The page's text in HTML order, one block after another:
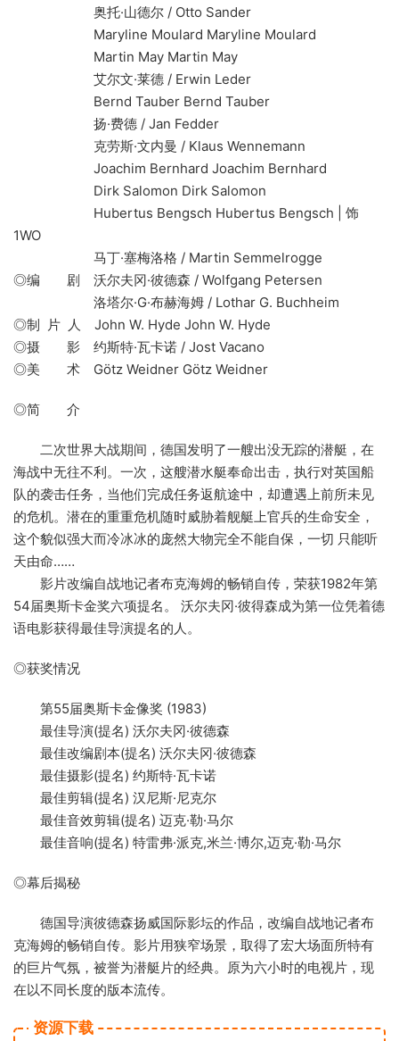
奥托·山德尔 / Otto Sander
Maryline Moulard Maryline Moulard
Martin May Martin May
艾尔文·莱德 / Erwin Leder
Bernd Tauber Bernd Tauber
扬·费德 / Jan Fedder
克劳斯·文内曼 / Klaus Wennemann
Joachim Bernhard Joachim Bernhard
Dirk Salomon Dirk Salomon
Hubertus Bengsch Hubertus Bengsch | 饰
1WO
马丁·塞梅洛格 / Martin Semmelrogge
◎编 剧 沃尔夫冈·彼德森 / Wolfgang Petersen
洛塔尔·G·布赫海姆 / Lothar G. Buchheim
◎制 片 人 John W. Hyde John W. Hyde
◎摄 影 约斯特·瓦卡诺 / Jost Vacano
◎美 术 Götz Weidner Götz Weidner
◎简 介
二次世界大战期间，德国发明了一艘出没无踪的潜艇，在
海战中无往不利。一次，这艘潜水艇奉命出击，执行对英国船
队的袭击任务，当他们完成任务返航途中，却遭遇上前所未见
的危机。潜在的重重危机随时威胁着舰艇上官兵的生命安全，
这个貌似强大而冷冰冰的庞然大物完全不能自保，一切 只能听
天由命……
影片改编自战地记者布克海姆的畅销自传，荣获1982年第
54届奥斯卡金奖六项提名。 沃尔夫冈·彼得森成为第一位凭着德
语电影获得最佳导演提名的人。
◎获奖情况
第55届奥斯卡金像奖 (1983)
最佳导演(提名) 沃尔夫冈·彼德森
最佳改编剧本(提名) 沃尔夫冈·彼德森
最佳摄影(提名) 约斯特·瓦卡诺
最佳剪辑(提名) 汉尼斯·尼克尔
最佳音效剪辑(提名) 迈克·勒·马尔
最佳音响(提名) 特雷弗·派克,米兰·博尔,迈克·勒·马尔
◎幕后揭秘
德国导演彼德森扬威国际影坛的作品，改编自战地记者布
克海姆的畅销自传。影片用狭窄场景，取得了宏大场面所特有
的巨片气氛，被誉为潜艇片的经典。原为六小时的电视片，现
在以不同长度的版本流传。
资源下载